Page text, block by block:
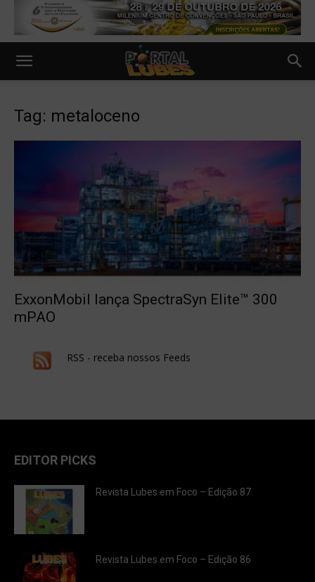
Tag: metaloceno
ExxonMobil lança SpectraSyn Elite™ 300
mPAO
RSS - receba nossos Feeds
EDITOR PICKS
Revista Lubes em Foco – Edição 87
Revista Lubes em Foco – Edição 86